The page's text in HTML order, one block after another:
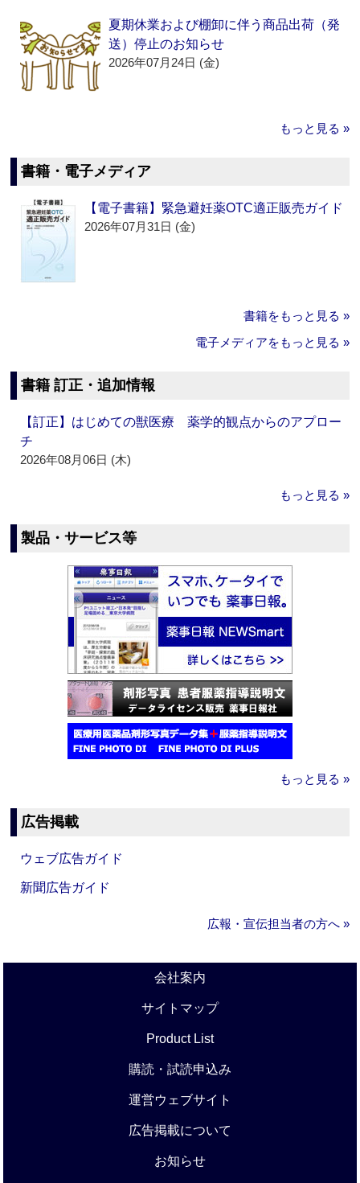
夏期休業および棚卸に伴う商品出荷（発
送）停止のお知らせ
2026年07月24日 (金)
もっと見る »
書籍・電子メディア
【電子書籍】緊急避妊薬OTC適正販売ガイド
2026年07月31日 (金)
書籍をもっと見る »
電子メディアをもっと見る »
書籍 訂正・追加情報
【訂正】はじめての獣医療 薬学的観点からのアプロー
チ
2026年08月06日 (木)
もっと見る »
製品・サービス等
もっと見る »
広告掲載
ウェブ広告ガイド
新聞広告ガイド
広報・宣伝担当者の方へ »
会社案内
サイトマップ
Product List
購読・試読申込み
運営ウェブサイト
広告掲載について
お知らせ